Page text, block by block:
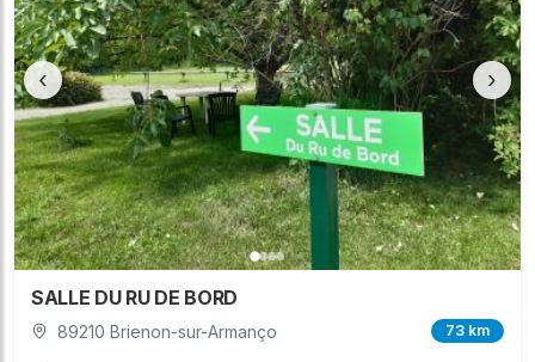
‹ ›
SALLE DU RU DE BORD
89210 Brienon-sur-Armanço 73 km